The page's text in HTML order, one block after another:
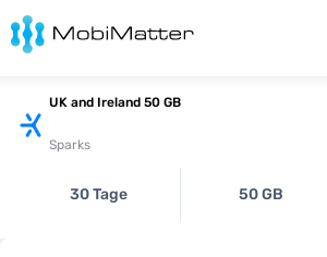
UK and Ireland 50 GB
Sparks
30 Tage 50 GB